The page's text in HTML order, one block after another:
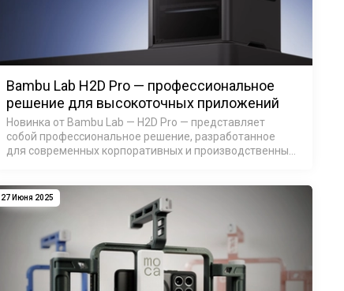
Bambu Lab H2D Pro — профессиональное
решение для высокоточных приложений
Новинка от Bambu Lab — H2D Pro — представляет
собой профессиональное решение, разработанное
для современных корпоративных и производственных
27 Июня 2025